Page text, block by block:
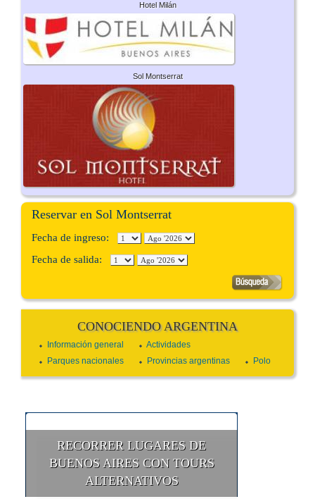
Hotel Milán
Sol Montserrat
Reservar en Sol Montserrat
Fecha de ingreso:
Fecha de salida:
CONOCIENDO ARGENTINA
Información general
Actividades
Parques nacionales
Provincias argentinas Polo
RECORRER LUGARES DE
BUENOS AIRES CON TOURS
ALTERNATIVOS